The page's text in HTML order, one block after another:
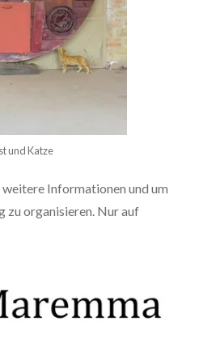
und Katze
Informationen und um
zu organisieren. Nur auf